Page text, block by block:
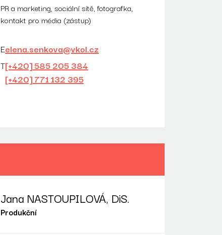
PR a marketing, sociální sítě, fotografka,
kontakt pro média (zástup)
Eelena.senkova@vkol.cz
T[+420] 585 205 384
[+420] 771 132 395
Jana NASTOUPILOVÁ, DiS.
Produkční